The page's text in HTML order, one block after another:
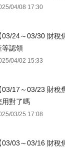
04/08 17:30
03/24～03/30 財
等認領
04/02 15:33
03/17～03/23 財稅
用對了嗎
03/25 17:08
03/03～03/16 財